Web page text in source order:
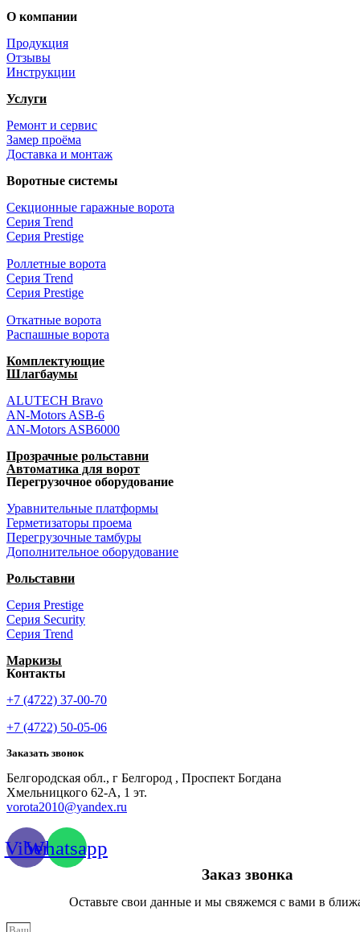
О компании
Продукция
Отзывы
Инструкции
Услуги
Ремонт и сервис
Замер проёма
Доставка и монтаж
Воротные системы
Секционные гаражные ворота
Серия Trend
Серия Prestige
Роллетные ворота
Серия Trend
Серия Prestige
Откатные ворота
Распашные ворота
Комплектующие
Шлагбаумы
ALUTECH Bravo
AN-Motors ASB-6
AN-Motors ASB6000
Прозрачные рольставни
Автоматика для ворот
Перегрузочное оборудование
Уравнительные платформы
Герметизаторы проема
Перегрузочные тамбуры
Дополнительное оборудование
Рольставни
Серия Prestige
Серия Security
Серия Trend
Маркизы
Контакты
+7 (4722) 37-00-70
+7 (4722) 50-05-06
Заказать звонок
Белгородская обл., г Белгород , Проспект Богдана
Хмельницкого 62-А, 1 эт.
vorota2010@yandex.ru
ViberWhatsapp
Заказ звонка
Оставьте свои данные и мы свяжемся с вами в